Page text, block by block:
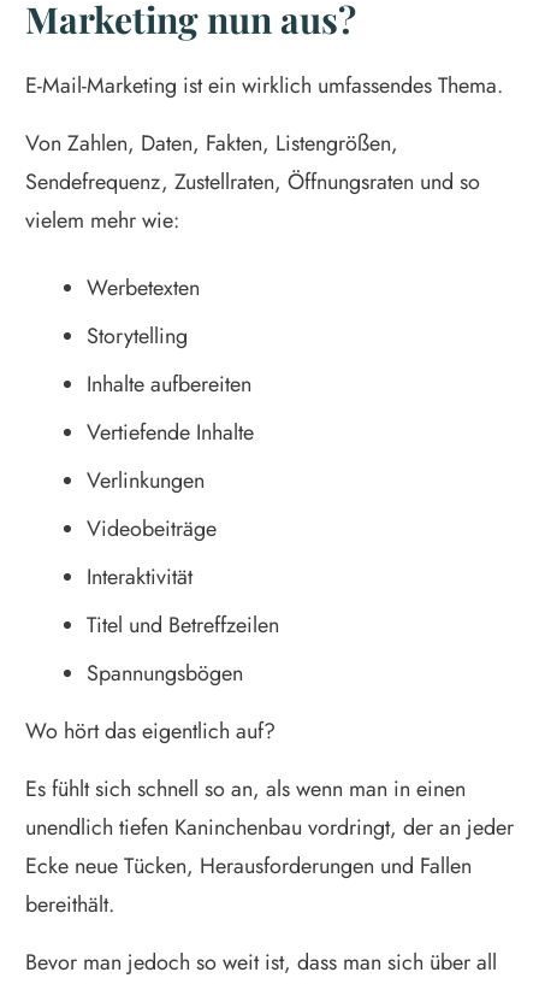
Marketing nun aus?
E-Mail-Marketing ist ein wirklich umfassendes Thema.
Von Zahlen, Daten, Fakten, Listengrößen,
Sendefrequenz, Zustellraten, Öffnungsraten und so
vielem mehr wie:
Werbetexten
Storytelling
Inhalte aufbereiten
Vertiefende Inhalte
Verlinkungen
Videobeiträge
Interaktivität
Titel und Betreffzeilen
Spannungsbögen
Wo hört das eigentlich auf?
Es fühlt sich schnell so an, als wenn man in einen
unendlich tiefen Kaninchenbau vordringt, der an jeder
Ecke neue Tücken, Herausforderungen und Fallen
bereithält.
Bevor man jedoch so weit ist, dass man sich über all